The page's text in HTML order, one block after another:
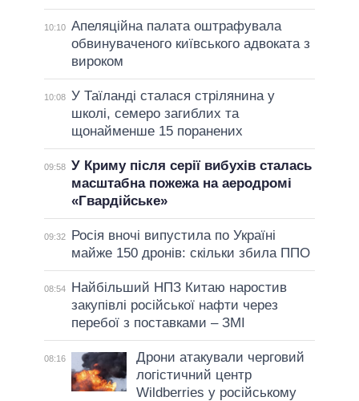
10:10 Апеляційна палата оштрафувала
обвинуваченого київського адвоката з
вироком
10:08 У Таїланді сталася стрілянина у
школі, семеро загиблих та
щонайменше 15 поранених
09:58 У Криму після серії вибухів сталась
масштабна пожежа на аеродромі
«Гвардійське»
09:32
Росія вночі випустила по Україні
майже 150 дронів: скільки збила ППО
08:54
Найбільший НПЗ Китаю наростив
закупівлі російської нафти через
перебої з поставками – ЗМІ
08:16
Дрони атакували черговий
логістичний центр
Wildberries у російському